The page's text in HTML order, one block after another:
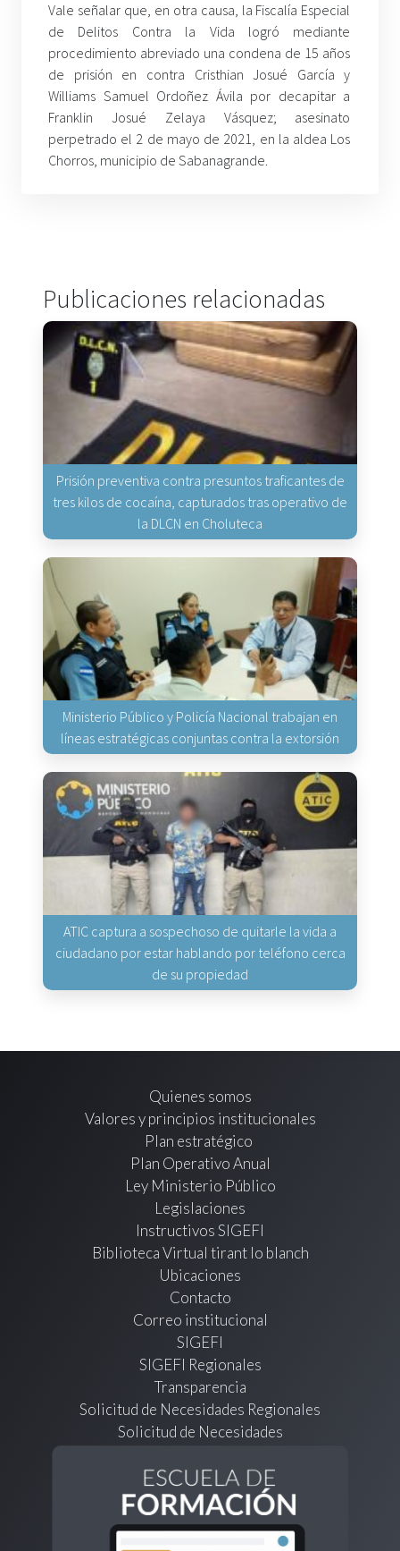
Vale señalar que, en otra causa, la Fiscalía Especial
de Delitos Contra la Vida logró mediante
procedimiento abreviado una condena de 15 años
de prisión en contra Cristhian Josué García y
Williams Samuel Ordoñez Ávila por decapitar a
Franklin Josué Zelaya Vásquez; asesinato
perpetrado el 2 de mayo de 2021, en la aldea Los
Chorros, municipio de Sabanagrande.
Publicaciones relacionadas
Prisión preventiva contra presuntos traficantes de
tres kilos de cocaína, capturados tras operativo de
la DLCN en Choluteca
Ministerio Público y Policía Nacional trabajan en
líneas estratégicas conjuntas contra la extorsión
ATIC captura a sospechoso de quitarle la vida a
ciudadano por estar hablando por teléfono cerca
de su propiedad
Quienes somos
Valores y principios institucionales
Plan estratégico
Plan Operativo Anual
Ley Ministerio Público
Legislaciones
Instructivos SIGEFI
Biblioteca Virtual tirant lo blanch
Ubicaciones
Contacto
Correo institucional
SIGEFI
SIGEFI Regionales
Transparencia
Solicitud de Necesidades Regionales
Solicitud de Necesidades